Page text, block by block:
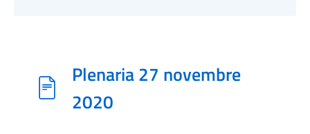
Plenaria 27 novembre
2020